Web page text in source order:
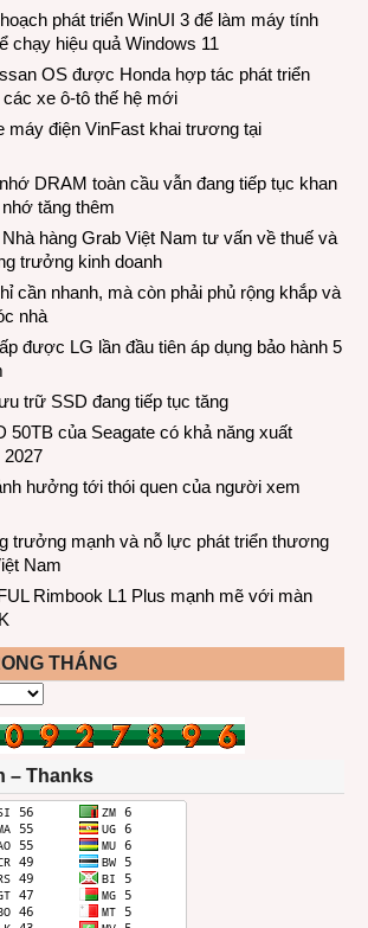
phát triển WinUI 3 để làm máy tính
chạy hiệu quả Windows 11
OS được Honda hợp tác phát triển
xe ô-tô thế hệ mới
máy điện VinFast khai trương tại
DRAM toàn cầu vẫn đang tiếp tục khan
tăng thêm
hàng Grab Việt Nam tư vấn về thuế và
trưởng kinh doanh
cần nhanh, mà còn phải phủ rộng khắp và
nhà
được LG lần đầu tiên áp dụng bảo hành 5
trữ SSD đang tiếp tục tăng
50TB của Seagate có khả năng xuất
hưởng tới thói quen của người xem
trưởng mạnh và nỗ lực phát triển thương
Nam
Rimbook L1 Plus mạnh mẽ với màn
THÁNG
– Thanks